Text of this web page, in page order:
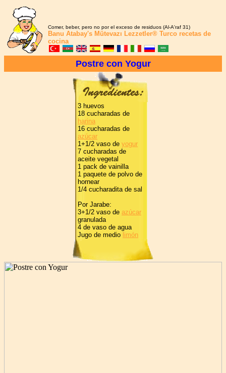
Comer, beber, pero no por el exceso de residuos (Al-A'raf 31)
Banu Atabay's Mütevazı Lezzetler® Turco recetas de
cocina
Postre con Yogur
3 huevos
18 cucharadas de
harina
16 cucharadas de
azúcar
1+1/2 vaso de yogur
7 cucharadas de
aceite vegetal
1 pack de vainilla
1 paquete de polvo de
hornear
1/4 cucharadita de sal
Por Jarabe:
3+1/2 vaso de azúcar
granulada
4 de vaso de agua
Jugo de medio limón